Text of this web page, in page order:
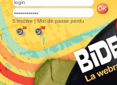
S'inscrire | Mot de passe perdu